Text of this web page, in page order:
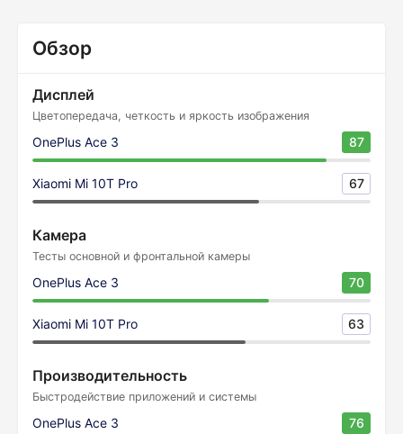
Обзор
Дисплей
Цветопередача, четкость и яркость изображения
OnePlus Ace 3 87
Xiaomi Mi 10T Pro 67
Камера
Тесты основной и фронтальной камеры
OnePlus Ace 3 70
Xiaomi Mi 10T Pro 63
Производительность
Быстродействие приложений и системы
OnePlus Ace 3 76